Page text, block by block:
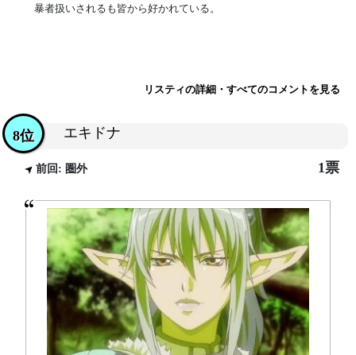
暴者扱いされるも皆から好かれている。
リスティの詳細・すべてのコメントを見る
エキドナ
8位
前回: 圏外 1票